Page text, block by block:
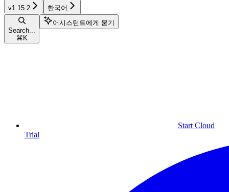
v1.15.2 한국어
Search...
⌘ K
어시스턴트에게 묻기
Start Cloud
Trial